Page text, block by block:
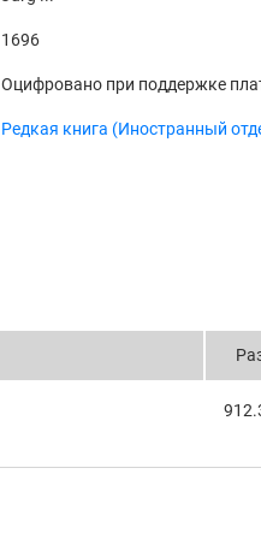
1696
Оцифровано при поддержке
Редкая книга (Иностранный